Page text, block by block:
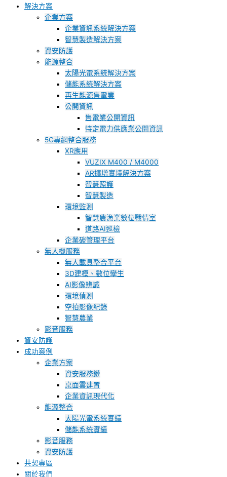
解決方案
企業方案
企業資訊系統解決方案
智慧製造解決方案
資安防護
能源整合
太陽光電系統解決方案
儲能系統解決方案
再生能源售電業
公開資訊
售電業公開資訊
特定電力供應業公開資訊
5G專網整合服務
XR應用
VUZIX M400 / M4000
AR擴增實境解決方案
智慧照護
智慧製造
環境監測
智慧農漁業數位戰情室
道路AI巡檢
企業碳管理平台
無人機服務
無人載具整合平台
3D建模、數位孿生
AI影像辨識
環境偵測
空拍影像紀錄
智慧農業
影音服務
資安防護
成功案例
企業方案
資安服務鏈
桌面雲建置
企業資訊現代化
能源整合
太陽光電系統實績
儲能系統實績
影音服務
資安防護
共契專區
關於我們